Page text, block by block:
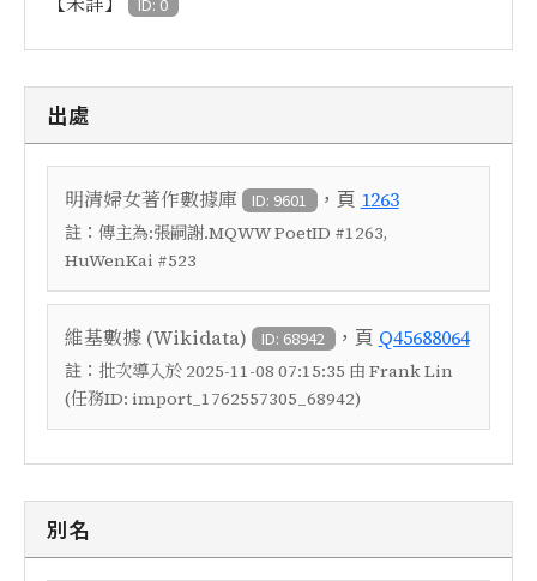
出處
明清婦女著作數據庫 ID: 9601 ，頁 1263
註： 傳主為:張嗣謝.MQWW PoetID #1263,
HuWenKai #523
維基數據 (Wikidata) ID: 68942 ，頁 Q45688064
註： 批次導入於 2025-11-08 07:15:35 由 Frank Lin
(任務ID: import_1762557305_68942)
別名